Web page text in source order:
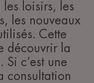
loisirs, les
les nouveaux
Cette
découvrir la
Si c’est une
consultation